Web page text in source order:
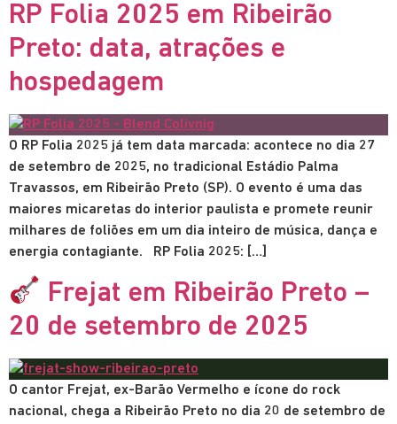
RP Folia 2025 em Ribeirão
Preto: data, atrações e
hospedagem
O RP Folia 2025 já tem data marcada: acontece no dia 27
de setembro de 2025, no tradicional Estádio Palma
Travassos, em Ribeirão Preto (SP). O evento é uma das
maiores micaretas do interior paulista e promete reunir
milhares de foliões em um dia inteiro de música, dança e
energia contagiante. RP Folia 2025: […]
Frejat em Ribeirão Preto –
20 de setembro de 2025
O cantor Frejat, ex-Barão Vermelho e ícone do rock
nacional, chega a Ribeirão Preto no dia 20 de setembro de